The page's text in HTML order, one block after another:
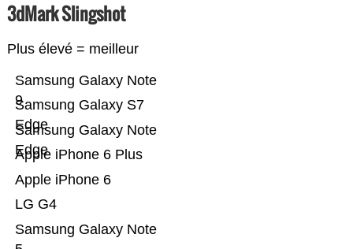
3dMark Slingshot
Plus élevé = meilleur
Samsung Galaxy Note
LG G4
Apple iPhone 6
Apple iPhone 6 Plus
Samsung Galaxy Note
Edge
Samsung Galaxy S7
Edge
Samsung Galaxy Note
9